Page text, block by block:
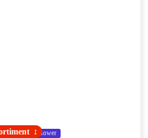
XXL Autoflower